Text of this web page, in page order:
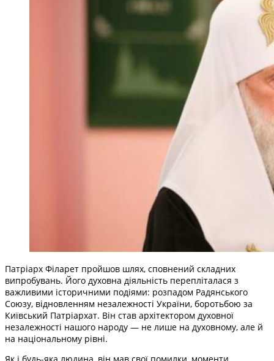
Патріарх Філарет пройшов шлях, сповнений складних
випробувань. Його духовна діяльність перепліталася з
важливими історичними подіями: розпадом Радянського
Союзу, відновленням незалежності України, боротьбою за
Київський Патріархат. Він став архітектором духовної
незалежності нашого народу — не лише на духовному, але й
на національному рівні.
Як і будь-яка людина, він мав свої помилки, моменти